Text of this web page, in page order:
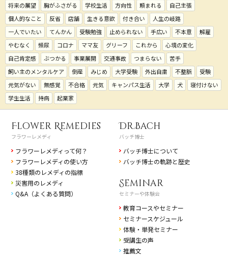
将来の展望
胸がふさがる 学校生活 方向性 頼まれる
自己主張
個人的なこと
反省 店舗 生きる意欲 付き合い
人生の岐路
一人でいたい
てんかん 受験勉強 止められない 手広い 不本意
解雇
やむなく
頻尿 コロナ ママ友 グリーフ これから
心境の変化
自己肯定感
ぶつかる 事業展開 交通事故 つまらない
苦手
飼い主のメンタルケア
倒産 みじめ 大学受験 外出自粛 不整脈
受験
元気がない
無感覚 不合格 元気 キャンパス生活 大学 犬
寝付けない
学生生活
持病 起業家
Flower Remedies
フラワーレメディ
フラワーレメディって何？
フラワーレメディの使い方
38種類のレメディの指標
災害用のレメディ
Q&A（よくある質問）
Dr.Bach
バッチ博士
バッチ博士について
バッチ博士の軌跡と歴史
Seminar
セミナーや体験会
教育コースやセミナー
セミナースケジュール
体験・単発セミナー
受講生の声
推薦文